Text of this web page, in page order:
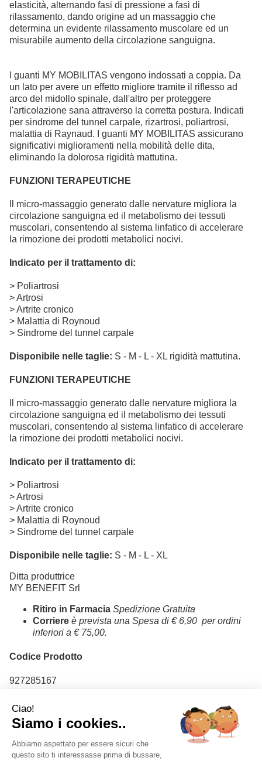
elasticità, alternando fasi di pressione a fasi di
rilassamento, dando origine ad un massaggio che
determina un evidente rilassamento muscolare ed un
misurabile aumento della circolazione sanguigna.
I guanti MY MOBILITAS vengono indossati a coppia. Da
un lato per avere un effetto migliore tramite il riflesso ad
arco del midollo spinale, dall'altro per proteggere
l'articolazione sana attraverso la corretta postura. Indicati
per sindrome del tunnel carpale, rizartrosi, poliartrosi,
malattia di Raynaud. I guanti MY MOBILITAS assicurano
significativi miglioramenti nella mobilità delle dita,
eliminando la dolorosa rigidità mattutina.
FUNZIONI TERAPEUTICHE
Il micro-massaggio generato dalle nervature migliora la
circolazione sanguigna ed il metabolismo dei tessuti
muscolari, consentendo al sistema linfatico di accelerare
la rimozione dei prodotti metabolici nocivi.
Indicato per il trattamento di:
> Poliartrosi
> Artrosi
> Artrite cronico
> Malattia di Roynoud
> Sindrome del tunnel carpale
Disponibile nelle taglie: S - M - L - XL rigidità mattutina.
FUNZIONI TERAPEUTICHE
Il micro-massaggio generato dalle nervature migliora la
circolazione sanguigna ed il metabolismo dei tessuti
muscolari, consentendo al sistema linfatico di accelerare
la rimozione dei prodotti metabolici nocivi.
Indicato per il trattamento di:
> Poliartrosi
> Artrosi
> Artrite cronico
> Malattia di Roynoud
> Sindrome del tunnel carpale
Disponibile nelle taglie: S - M - L - XL
Ditta produttrice
MY BENEFIT Srl
Ritiro in Farmacia Spedizione Gratuita
Corriere è prevista una Spesa di € 6,90 per ordini
inferiori a € 75,00.
Codice Prodotto
927285167
Codice Ean
9120011541598